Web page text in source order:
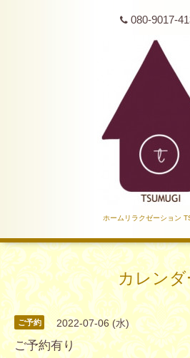
080-9017-
ホームリラクゼーション
カレンダ
ご予約 2022-07-06 (水)
ご予約有り